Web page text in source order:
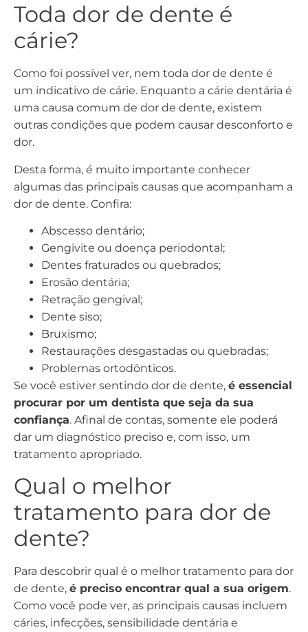
Toda dor de dente é
cárie?
Como foi possível ver, nem toda dor de dente é
um indicativo de cárie. Enquanto a cárie dentária é
uma causa comum de dor de dente, existem
outras condições que podem causar desconforto e
dor.
Desta forma, é muito importante conhecer
algumas das principais causas que acompanham a
dor de dente. Confira:
Abscesso dentário;
Gengivite ou doença periodontal;
Dentes fraturados ou quebrados;
Erosão dentária;
Retração gengival;
Dente siso;
Bruxismo;
Restaurações desgastadas ou quebradas;
Problemas ortodônticos.
Se você estiver sentindo dor de dente, é essencial
procurar por um dentista que seja da sua
confiança. Afinal de contas, somente ele poderá
dar um diagnóstico preciso e, com isso, um
tratamento apropriado.
Qual o melhor
tratamento para dor de
dente?
Para descobrir qual é o melhor tratamento para dor
de dente, é preciso encontrar qual a sua origem.
Como você pode ver, as principais causas incluem
cáries, infecções, sensibilidade dentária e